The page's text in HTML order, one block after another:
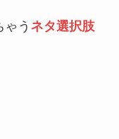
う ネタ選択肢